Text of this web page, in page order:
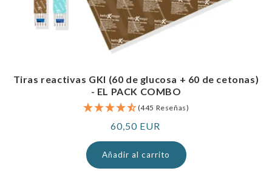
Tiras reactivas GKI (60 de glucosa + 60 de cetonas)
- EL PACK COMBO
(445 Reseñas)
Precio
normal
60,50 EUR
Añadir al carrito